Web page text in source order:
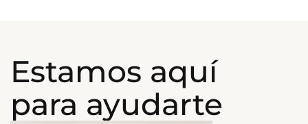
Estamos aquí
para ayudarte